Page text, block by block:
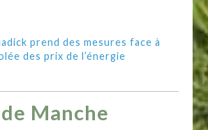
prend des mesures face à
des prix de l’énergie
Manche